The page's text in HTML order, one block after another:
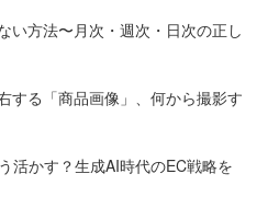
い方法〜月次・週次・日次の正し
する「商品画像」、何から撮影す
活かす？生成AI時代のEC戦略を